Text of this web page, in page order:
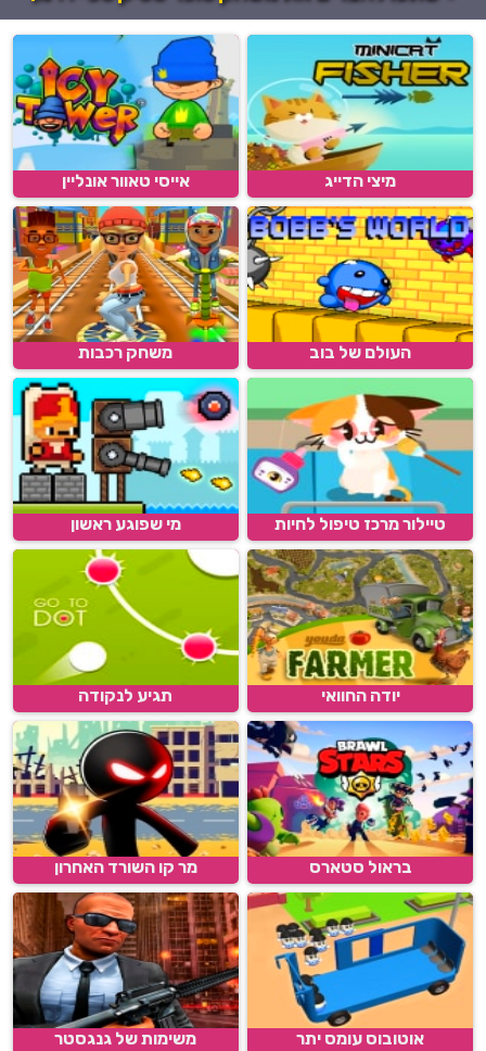
מיצי הדייג אייסי טאוור אונליין
העולם של בוב משחק רכבות
טיילור מרכז טיפול לחיות מי שפוגע ראשון
יודה החוואי תגיע לנקודה
בראול סטארס מר קו השורד האחרון
אוטובוס עומס יתר משימות של גנגסטר